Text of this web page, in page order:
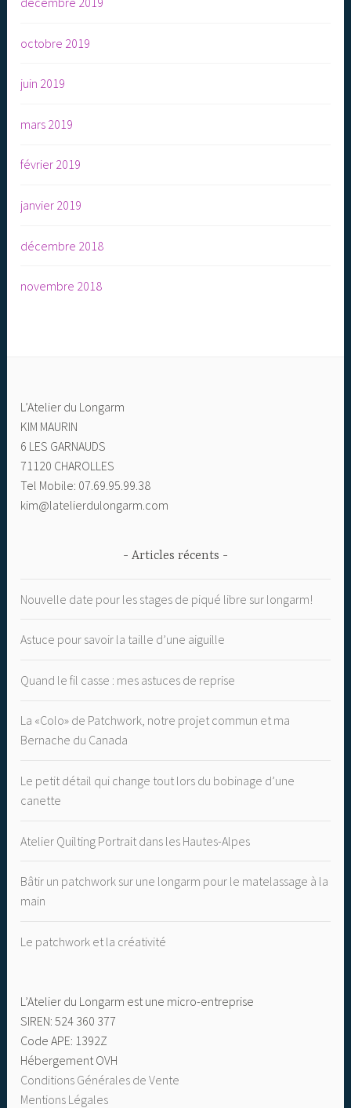
octobre 2019
juin 2019
mars 2019
février 2019
janvier 2019
décembre 2018
novembre 2018
L’Atelier du Longarm
KIM MAURIN
6 LES GARNAUDS
71120 CHAROLLES
Tel Mobile: 07.69.95.99.38
kim@latelierdulongarm.com
Articles récents
Nouvelle date pour les stages de piqué libre sur longarm!
Astuce pour savoir la taille d’une aiguille
Quand le fil casse : mes astuces de reprise
La «Colo» de Patchwork, notre projet commun et ma
Bernache du Canada
Le petit détail qui change tout lors du bobinage d’une
canette
Atelier Quilting Portrait dans les Hautes-Alpes
Bâtir un patchwork sur une longarm pour le matelassage à la
main
Le patchwork et la créativité
L’Atelier du Longarm est une micro-entreprise
SIREN: 524 360 377
Code APE: 1392Z
Hébergement OVH
Conditions Générales de Vente
Mentions Légales